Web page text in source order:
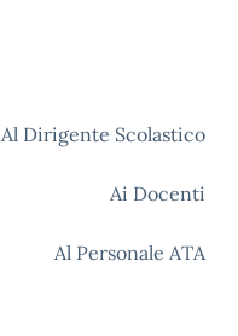
Al Dirigente Scolastico
Ai Docenti
Al Personale ATA